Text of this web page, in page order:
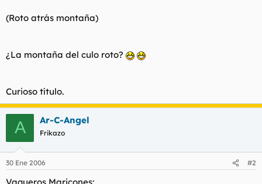
(Roto atrás montaña)
¿La montaña del culo roto?
Curioso título.
A Ar-C-Angel
Frikazo
30 Ene 2006 #2